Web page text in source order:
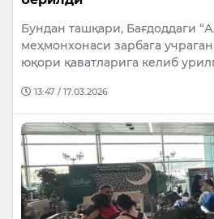
Бундан ташқари, Бағдоддаги
меҳмонхонаси зарбага
юқори қаватларига келиб
13:47 / 17.03.2026